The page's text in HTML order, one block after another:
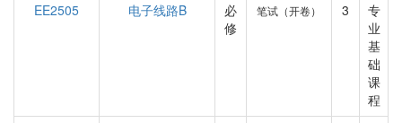
EE2505
电子线路B
必
修
笔试（开卷） 3
专
业
基
础
课
程